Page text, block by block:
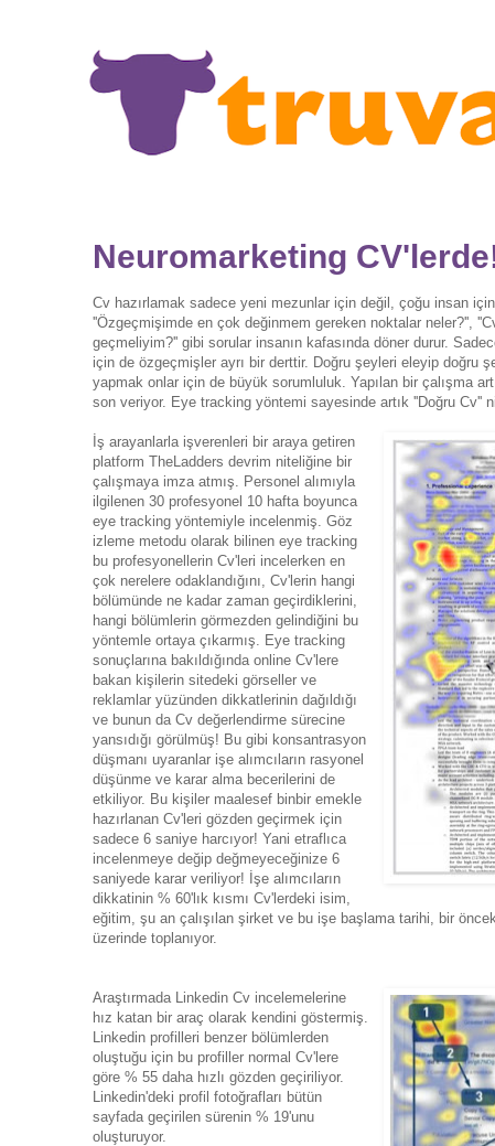
Neuromarketing
Cv hazırlamak sadece yeni mezunlar için değil, çoğu insan
''Özgeçmişimde en çok değinmem gereken noktalar neler?'',
geçmeliyim?'' gibi sorular insanın kafasında döner durur.
için de özgeçmişler ayrı bir derttir. Doğru şeyleri eleyip doğru
yapmak onlar için de büyük sorumluluk. Yapılan bir çalışma
son veriyor. Eye tracking yöntemi sayesinde artık ''Doğru Cv''
İş arayanlarla işverenleri bir araya getiren
platform TheLadders devrim niteliğine bir
çalışmaya imza atmış. Personel alımıyla
ilgilenen 30 profesyonel 10 hafta boyunca
eye tracking yöntemiyle incelenmiş. Göz
izleme metodu olarak bilinen eye tracking
bu profesyonellerin Cv'leri incelerken en
çok nerelere odaklandığını, Cv'lerin hangi
bölümünde ne kadar zaman geçirdiklerini,
hangi bölümlerin görmezden gelindiğini bu
yöntemle ortaya çıkarmış. Eye tracking
sonuçlarına bakıldığında online Cv'lere
bakan kişilerin sitedeki görseller ve
reklamlar yüzünden dikkatlerinin dağıldığı
ve bunun da Cv değerlendirme sürecine
yansıdığı görülmüş! Bu gibi konsantrasyon
düşmanı uyaranlar işe alımcıların rasyonel
düşünme ve karar alma becerilerini de
etkiliyor. Bu kişiler maalesef binbir emekle
hazırlanan Cv'leri gözden geçirmek için
sadece 6 saniye harcıyor! Yani etraflıca
incelenmeye değip değmeyeceğinize 6
saniyede karar veriliyor! İşe alımcıların
dikkatinin % 60'lık kısmı Cv'lerdeki isim,
eğitim, şu an çalışılan şirket ve bu işe başlama tarihi, bir
üzerinde toplanıyor.
Araştırmada Linkedin Cv incelemelerine
hız katan bir araç olarak kendini göstermiş.
Linkedin profilleri benzer bölümlerden
oluştuğu için bu profiller normal Cv'lere
göre % 55 daha hızlı gözden geçiriliyor.
Linkedin'deki profil fotoğrafları bütün
sayfada geçirilen sürenin % 19'unu
oluşturuyor.